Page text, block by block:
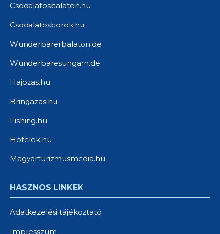
Csodalatosbalaton.hu
Csodalatosborok.hu
Wunderbarerbalaton.de
Wunderbaresungarn.de
Hajozas.hu
Bringazas.hu
Fishing.hu
Hotelek.hu
Magyarturizmusmedia.hu
HASZNOS LINKEK
Adatkezelési tájékoztató
Impresszum